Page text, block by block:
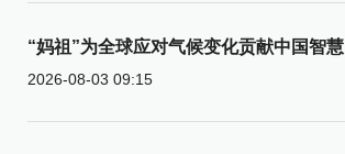
“妈祖”为全球应对气候变化贡献中国智慧
2026-08-03 09:15